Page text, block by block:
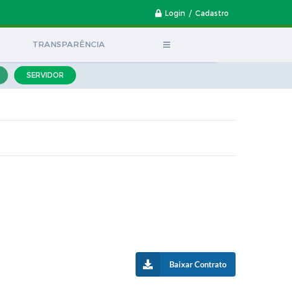
Login / Cadastro
TRANSPARÊNCIA
SERVIDOR
Baixar Contrato